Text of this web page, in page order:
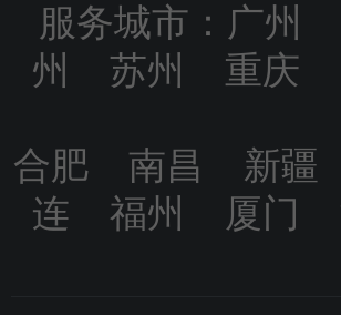
服务城市：广
州 苏州 重庆
合肥 南昌 新
连 福州 厦门